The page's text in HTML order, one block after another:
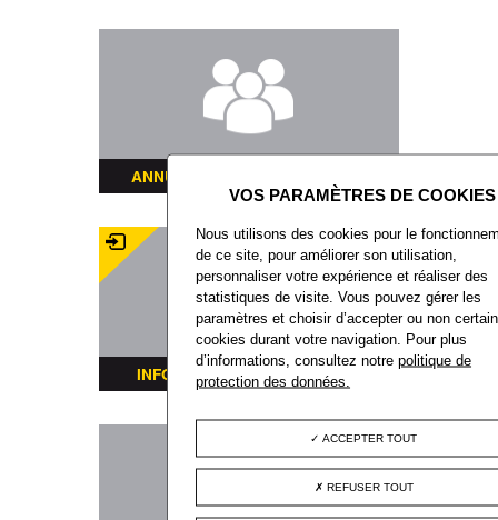
ANNUAIRE DES ASSOCIATIONS
INFORMATIONS TRANSPORTS
Nous utilisons des cookies pour le
de ce site, pour améliorer son utilisation,
personnaliser votre expérience et réaliser des
statistiques de visite. Vous pouvez gérer les
paramètres et choisir d’accepter ou non
cookies durant votre navigation. Pour plus
d’informations, consultez notrepolitique de
protection des données.
ACCEPTER TOUT
REFUSER TOUT